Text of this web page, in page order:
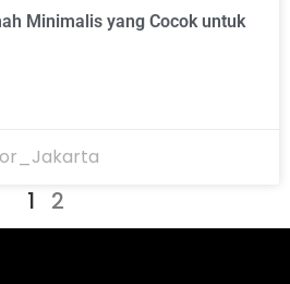
Minimalis yang Cocok untuk
1 2